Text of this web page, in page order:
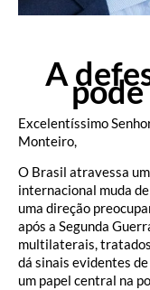
A
Excelentíssimo
Monteiro,
O Brasil atravessa
internacional muda
uma direção
após a Segunda
multilaterais,
dá sinais evidentes
um papel central na